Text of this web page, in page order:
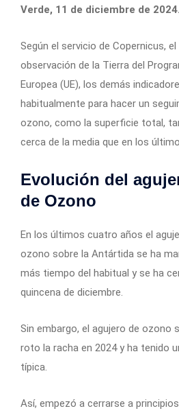
Verde, 11 de diciembre de 2024.
Según el servicio de Copernicus,
observación de la Tierra del
Europea (UE), los demás
habitualmente para hacer un
ozono, como la superficie total,
cerca de la media que en los
Evolución del
de Ozono
En los últimos cuatro años el
ozono sobre la Antártida se ha
más tiempo del habitual y se ha
quincena de diciembre.
Sin embargo, el agujero de ozono
roto la racha en 2024 y ha tenido
típica.
Así, empezó a cerrarse a